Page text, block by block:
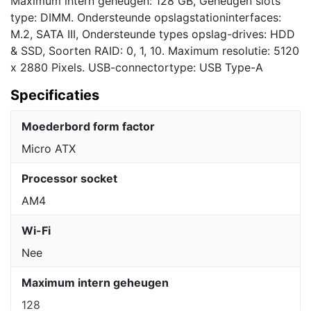
type: DIMM. Ondersteunde opslagstationinterfaces:
M.2, SATA III, Ondersteunde types opslag-drives: HDD
& SSD, Soorten RAID: 0, 1, 10. Maximum resolutie: 5120
x 2880 Pixels. USB-connectortype: USB Type-A
Specificaties
Moederbord form factor
Micro ATX
Processor socket
AM4
Wi-Fi
Nee
Maximum intern geheugen
128